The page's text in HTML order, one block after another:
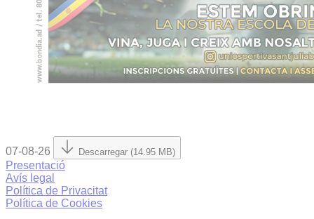
07-08-26 Descarregar (14.95 MB)
Presentació
Avís legal
Política de Privacitat
Política de Cookies